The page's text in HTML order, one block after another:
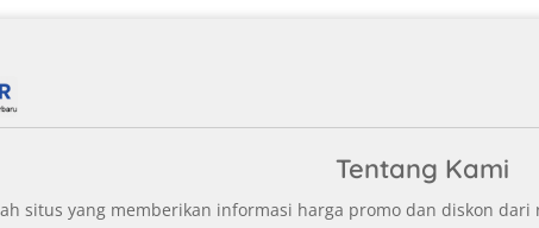
Tentang Kami
situs yang memberikan informasi harga promo dan diskon